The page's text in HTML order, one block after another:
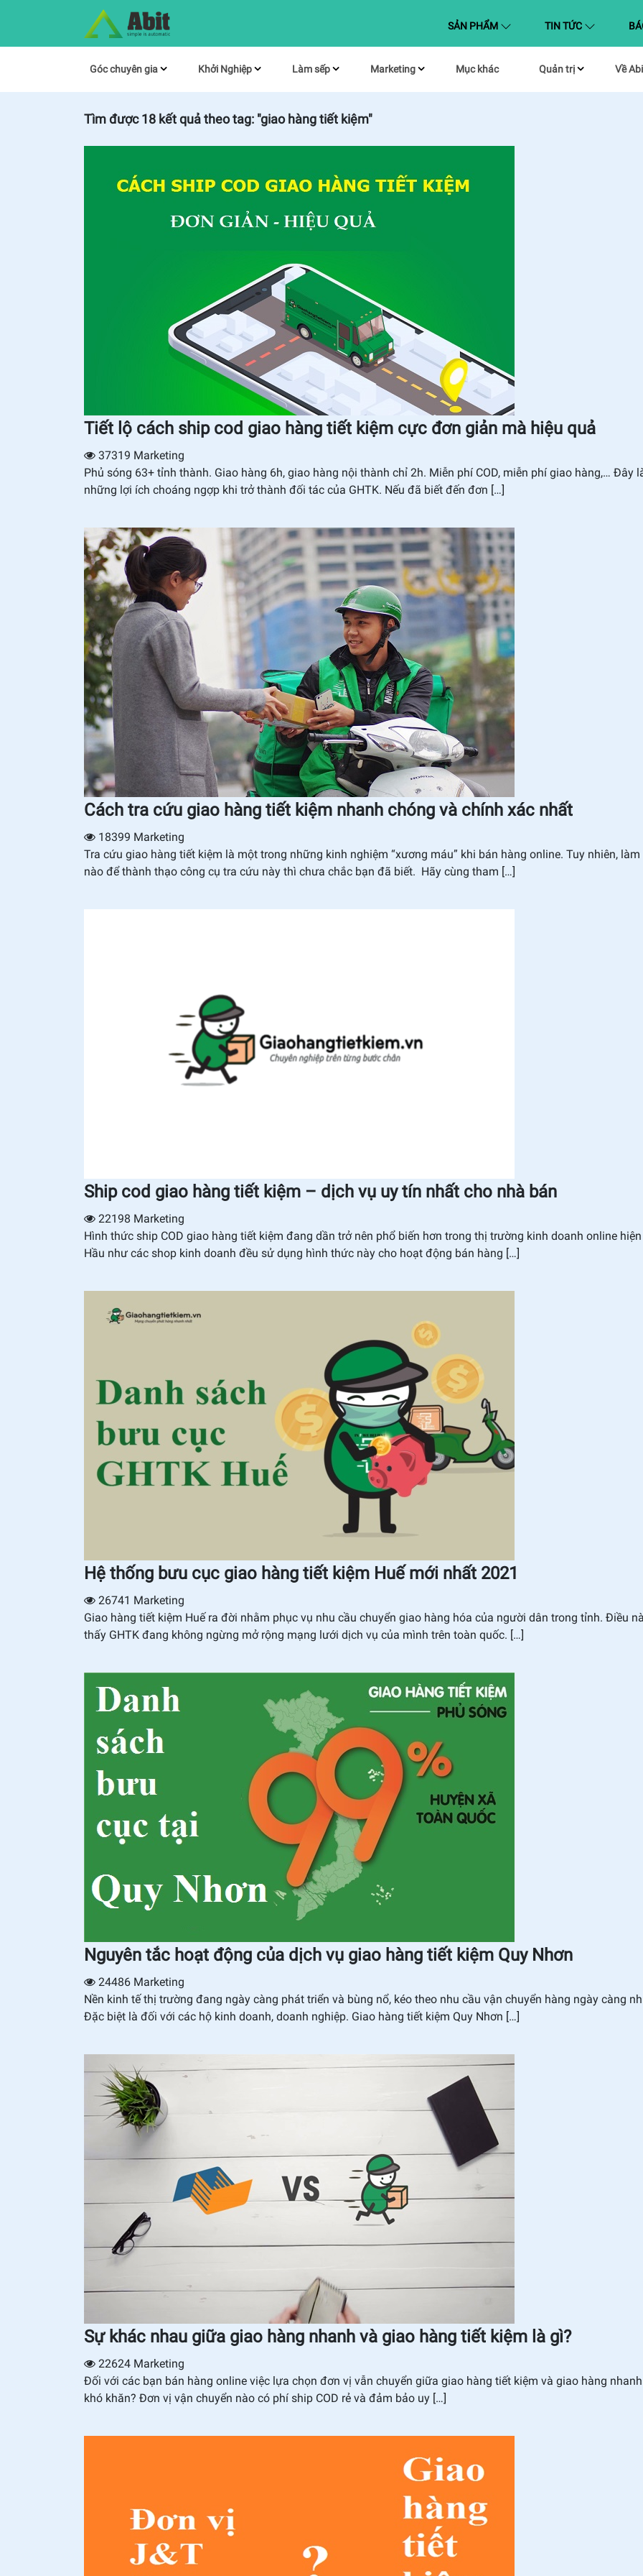
SẢN PHẨM (CURRENT)TIN TỨC
Góc chuyên gia Khởi Nghiệp Làm sếp Marketing Mục khác Quản trị Về
Tìm được18 kết quả theo tag: "giao hàng tiết kiệm"
Tiết lộ cách ship cod giao hàng tiết kiệm cực đơn giản mà hiệu quả
37319 Marketing
Phủ sóng 63+ tỉnh thành. Giao hàng 6h, giao hàng nội thành chỉ 2h. Miễn phí COD, miễn phí giao hàng,… Đây
những lợi ích choáng ngợp khi trở thành đối tác của GHTK. Nếu đã biết đến đơn […]
Cách tra cứu giao hàng tiết kiệm nhanh chóng và chính xác nhất
18399 Marketing
Tra cứu giao hàng tiết kiệm là một trong những kinh nghiệm “xương máu” khi bán hàng online. Tuy nhiên, làm
nào để thành thạo công cụ tra cứu này thì chưa chắc bạn đã biết. Hãy cùng tham […]
Ship cod giao hàng tiết kiệm – dịch vụ uy tín nhất cho nhà bán
22198 Marketing
Hình thức ship COD giao hàng tiết kiệm đang dần trở nên phổ biến hơn trong thị trường kinh doanh online
Hầu như các shop kinh doanh đều sử dụng hình thức này cho hoạt động bán hàng […]
Hệ thống bưu cục giao hàng tiết kiệm Huế mới nhất 2021
26741 Marketing
Giao hàng tiết kiệm Huế ra đời nhằm phục vụ nhu cầu chuyển giao hàng hóa của người dân trong tỉnh. Điều
thấy GHTK đang không ngừng mở rộng mạng lưới dịch vụ của mình trên toàn quốc. […]
Nguyên tắc hoạt động của dịch vụ giao hàng tiết kiệm Quy Nhơn
24486 Marketing
Nền kinh tế thị trường đang ngày càng phát triển và bùng nổ, kéo theo nhu cầu vận chuyển hàng ngày càng
Đặc biệt là đối với các hộ kinh doanh, doanh nghiệp. Giao hàng tiết kiệm Quy Nhơn […]
Sự khác nhau giữa giao hàng nhanh và giao hàng tiết kiệm là gì?
22624 Marketing
Đối với các bạn bán hàng online việc lựa chọn đơn vị vẫn chuyển giữa giao hàng tiết kiệm và giao hàng
khó khăn? Đơn vị vận chuyển nào có phí ship COD rẻ và đảm bảo uy […]